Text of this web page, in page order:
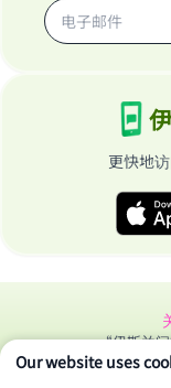
更快地
“伊斯兰问
Our website uses